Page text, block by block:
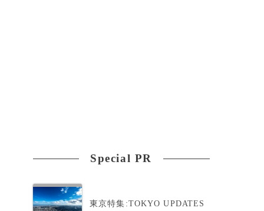
Special PR
東京特集:TOKYO UPDATES